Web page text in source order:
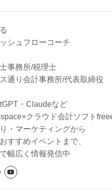
シュフローコーチ
事務所/税理士
通り会計事務所/代表取締役
・Claudeなど
クラウド会計ソフト
・マーケティングから
すすめイベントまで、
幅広く情報発信中